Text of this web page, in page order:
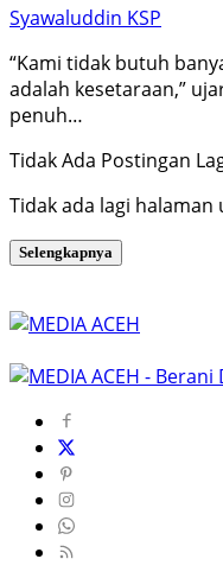
Syawaluddin KSP
“Kami tidak butuh
adalah kesetaraan,”
penuh…
Tidak Ada Postingan
Tidak ada lagi
Selengkapnya